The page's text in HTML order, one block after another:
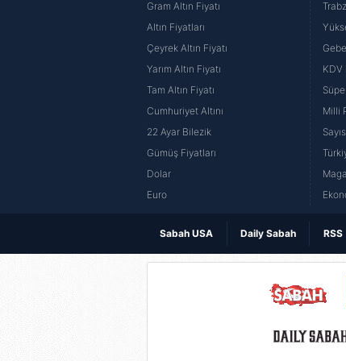
Gram Altın Fiyatı
Altın Fiyatları
Çeyrek Altın Fiyatı
Yarım Altın Fiyatı
Tam Altın Fiyatı
Cumhuriyet Altını
22 Ayar Bilezik
Gümüş Fiyatları
Dolar
Euro
KDV
Milli
Sabah USA Daily Sabah RSS